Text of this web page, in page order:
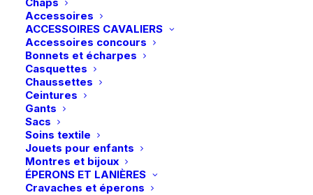
Accessoires
ACCESSOIRES CAVALIERS
Accessoires concours
Bonnets et écharpes
Casquettes
Chaussettes
Ceintures
Gants
Sacs
Soins textile
Jouets pour enfants
Montres et bijoux
ÉPERONS ET LANIÈRES
Cravaches et éperons